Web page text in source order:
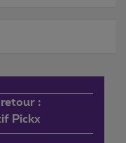
retour :
Pickx